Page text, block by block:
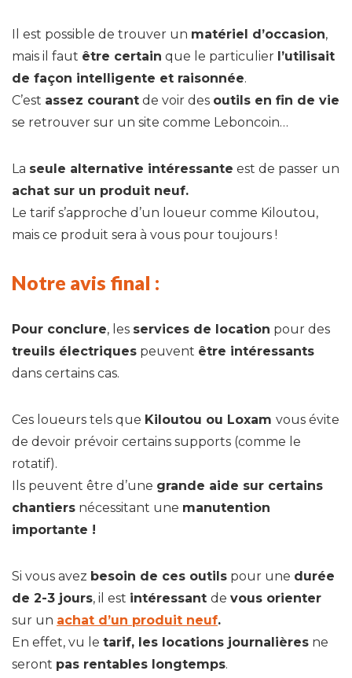
Il est possible de trouver un matériel d’occasion,
mais il faut être certain que le particulier l’utilisait
de façon intelligente et raisonnée.
C’est assez courant de voir des outils en fin de vie
se retrouver sur un site comme Leboncoin…
La seule alternative intéressante est de passer un
achat sur un produit neuf.
Le tarif s’approche d’un loueur comme Kiloutou,
mais ce produit sera à vous pour toujours !
Notre avis final :
Pour conclure, les services de location pour des
treuils électriques peuvent être intéressants
dans certains cas.
Ces loueurs tels que Kiloutou ou Loxam vous évite
de devoir prévoir certains supports (comme le
rotatif).
Ils peuvent être d’une grande aide sur certains
chantiers nécessitant une manutention
importante !
Si vous avez besoin de ces outils pour une durée
de 2-3 jours, il est intéressant de vous orienter
sur un achat d’un produit neuf.
En effet, vu le tarif, les locations journalières ne
seront pas rentables longtemps.